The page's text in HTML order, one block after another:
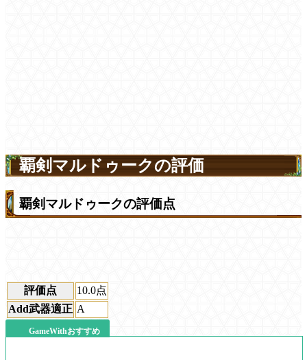
覇剣マルドゥークの評価
覇剣マルドゥークの評価点
評価点 10.0点
Add武器適正 A
GameWithおすすめ